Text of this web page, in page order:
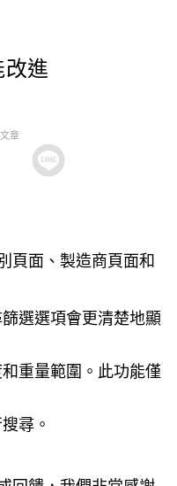
進
章
頁面、製造商頁面和
選選項會更清楚地顯
重量範圍。此功能僅
尋。